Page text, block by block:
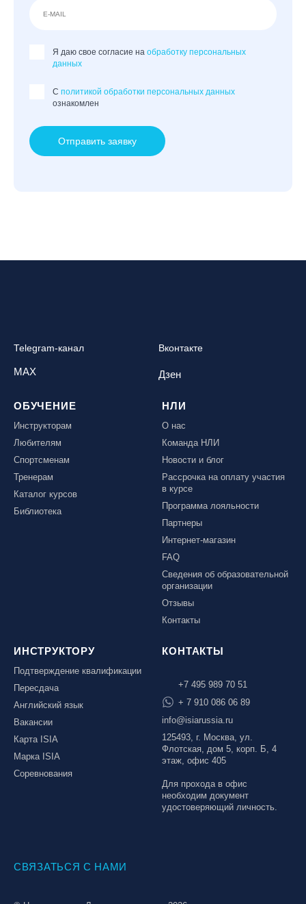
Я даю свое согласие на обработку персональных
данных
C политикой обработки персональных данных
ознакомлен
Отправить заявку
Telegram-канал Вконтакте
MAX Дзен
ОБУЧЕНИЕ
Инструкторам
Любителям
Спортсменам
Тренерам
Каталог курсов
Библиотека
НЛИ
О нас
Команда НЛИ
Новости и блог
Рассрочка на оплату участия
в курсе
Программа лояльности
Партнеры
Интернет-магазин
FAQ
Сведения об образовательной
организации
Отзывы
Контакты
ИНСТРУКТОРУ
Подтверждение квалификации
Пересдача
Английский язык
Вакансии
Карта ISIA
Марка ISIA
Соревнования
КОНТАКТЫ
+7 495 989 70 51
+ 7 910 086 06 89
info@isiarussia.ru
125493, г. Москва, ул.
Флотская, дом 5, корп. Б, 4
этаж, офис 405
Для прохода в офис
необходим документ
удостоверяющий личность.
СВЯЗАТЬСЯ С НАМИ